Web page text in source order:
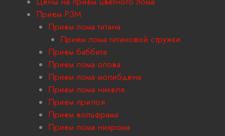
Прием РЗМ
Прием лома титана
Прием лома титановой стружки
Прием баббита
Прием лома олова
Прием лома молибдена
Прием лома никеля
Прием припоя
Прием вольфрама
Прием лома нихрома